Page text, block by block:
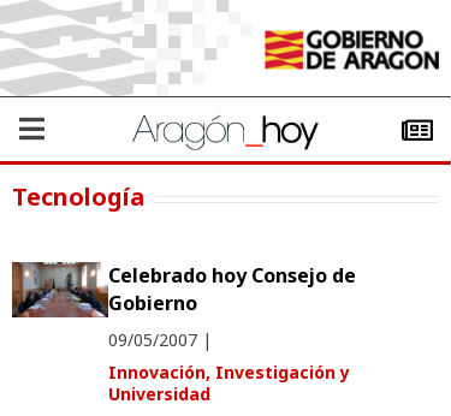
Tecnología
Celebrado hoy Consejo de
Gobierno
09/05/2007 |
Innovación, Investigación y
Universidad